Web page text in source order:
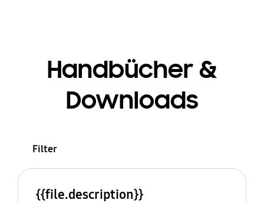
Handbücher &
Downloads
Filter
{{file.description}}